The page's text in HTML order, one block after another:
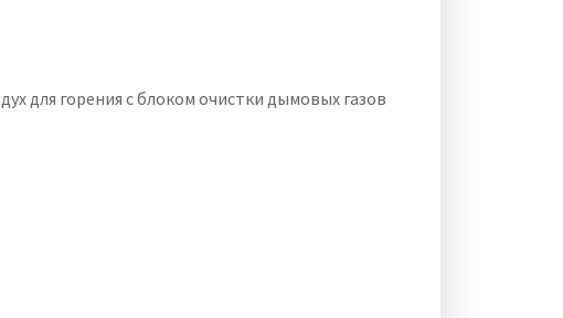
для горения с блоком очистки дымовых газов